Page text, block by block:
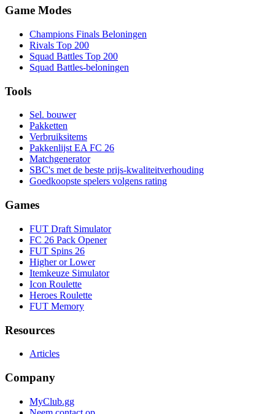
Game Modes
Champions Finals Beloningen
Rivals Top 200
Squad Battles Top 200
Squad Battles-beloningen
Tools
Sel. bouwer
Pakketten
Verbruiksitems
Pakkenlijst EA FC 26
Matchgenerator
SBC's met de beste prijs-kwaliteitverhouding
Goedkoopste spelers volgens rating
Games
FUT Draft Simulator
FC 26 Pack Opener
FUT Spins 26
Higher or Lower
Itemkeuze Simulator
Icon Roulette
Heroes Roulette
FUT Memory
Resources
Articles
Company
MyClub.gg